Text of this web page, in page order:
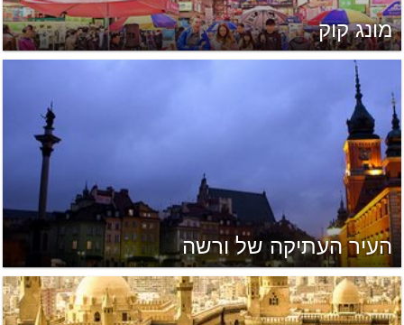
מונג קוק
העיר העתיקה של ורשה